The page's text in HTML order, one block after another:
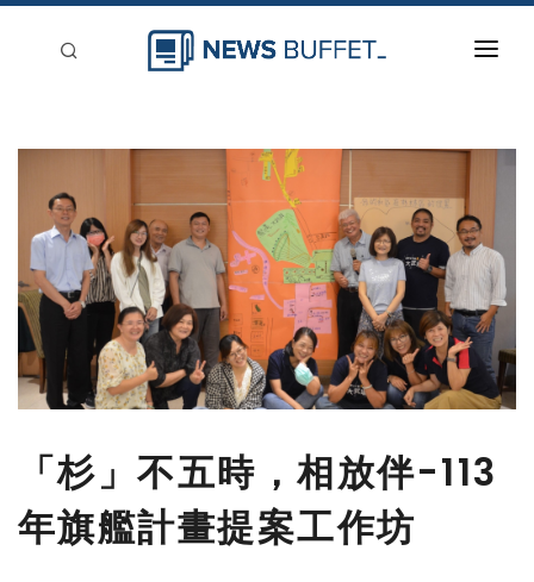
刊登
「杉」不五時，相放伴-113
年旗艦計畫提案工作坊